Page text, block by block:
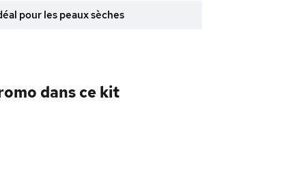
pour les peaux sèches
dans ce kit